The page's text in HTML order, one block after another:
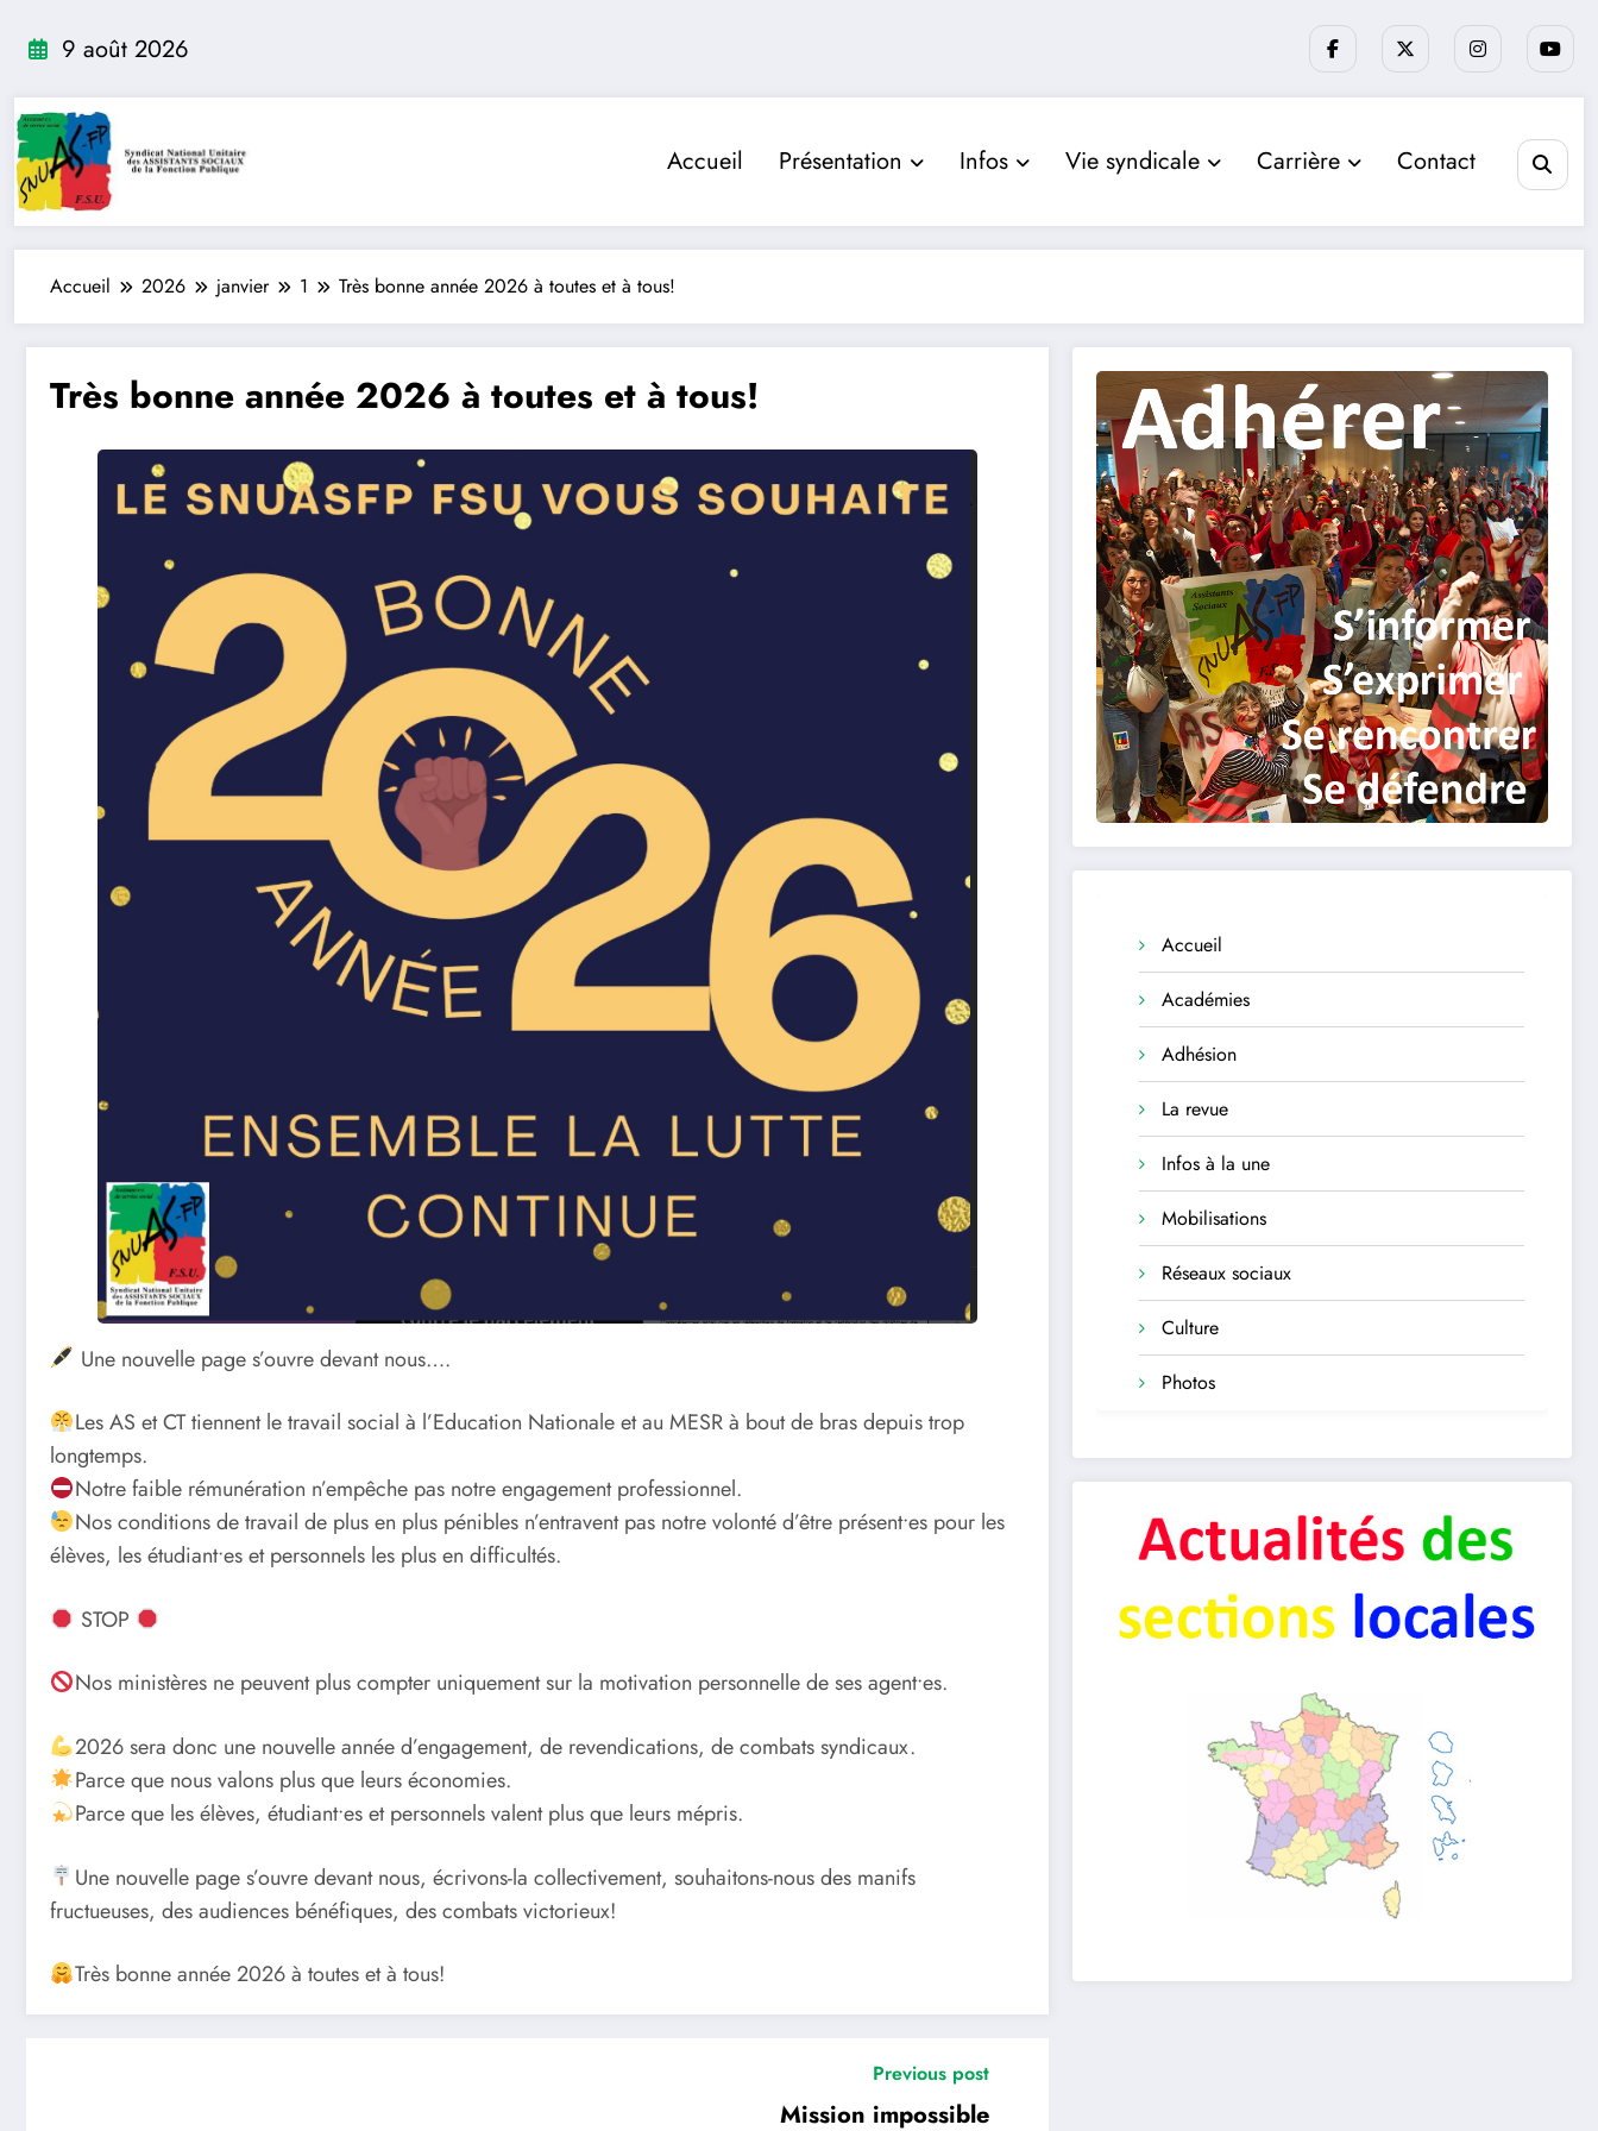
9 août 2026
Accueil Présentation Infos Vie syndicale Carrière Contact
Accueil 2026 janvier 1 Très bonne année 2026 à toutes et à tous!
Très bonne année 2026 à toutes et à tous!
Une nouvelle page s’ouvre devant nous….
Les AS et CT tiennent le travail social à l’Education Nationale et au MESR à bout de bras depuis trop
longtemps.
Notre faible rémunération n’empêche pas notre engagement professionnel.
Nos conditions de travail de plus en plus pénibles n’entravent pas notre volonté d’être présent•es pour les
élèves, les étudiant•es et personnels les plus en difficultés.
STOP
Nos ministères ne peuvent plus compter uniquement sur la motivation personnelle de ses agent•es.
2026 sera donc une nouvelle année d’engagement, de revendications, de combats syndicaux.
Parce que nous valons plus que leurs économies.
Parce que les élèves, étudiant•es et personnels valent plus que leurs mépris.
Une nouvelle page s’ouvre devant nous, écrivons-la collectivement, souhaitons-nous des manifs
fructueuses, des audiences bénéfiques, des combats victorieux!
Très bonne année 2026 à toutes et à tous!
Previous post
Mission impossible
Accueil
Académies
Adhésion
La revue
Infos à la une
Mobilisations
Réseaux sociaux
Culture
Photos